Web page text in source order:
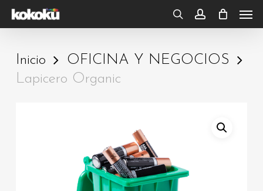
Skip
to
content
searchaccount
Inicio
OFICINA Y NEGOCIOS
Lapicero Organic